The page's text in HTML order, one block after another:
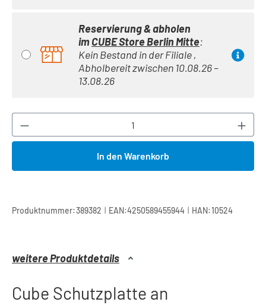
Reservierung & abholen
imCUBE Store Berlin Mitte:
Kein Bestand in der Filiale ,
Abholbereit zwischen 10.08.26 –
13.08.26
Produkt Anzahl: Gib den gewünschten
In den Warenkorb
Produktnummer:389382 | EAN:4250589455944 | HAN:10524
weitere Produktdetails
Cube Schutzplatte an